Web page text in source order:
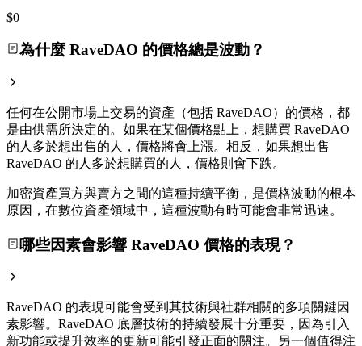
$0
為什麼 RaveDAO 的價格總是波動？
任何在公開市場上交易的資產（包括 RaveDAO）的價格，都
是由供需所決定的。如果在某個價格點上，想購買 RaveDAO
的人多於想出售的人，價格將會上漲。相反，如果想出售
RaveDAO 的人多於想購買的人，價格則會下跌。
加密資產買方與賣方之間的這種持續平衡，是價格波動的根本
原因，在數位資產領域中，這種波動有時可能會非常迅速。
哪些因素會影響 RaveDAO 價格的表現？
RaveDAO 的表現可能會受到其技術與社群相關的多項關鍵因
素影響。RaveDAO 底層技術的持續發展十分重要，因為引入
新功能或提升效率的更新可能引發正面的關注。另一個值得注